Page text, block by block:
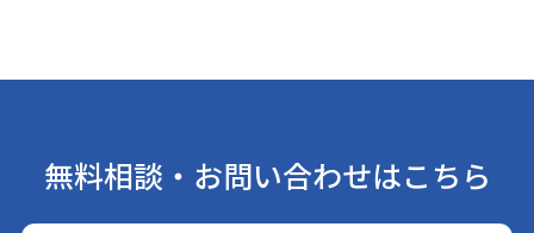
無料相談・お問い合わせはこちら